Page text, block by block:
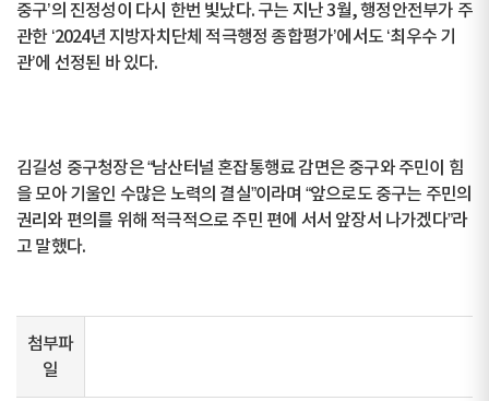
중구’의 진정성이 다시 한번 빛났다. 구는 지난 3월, 행정안전부가 주
관한 ‘2024년 지방자치단체 적극행정 종합평가’에서도 ‘최우수 기
관’에 선정된 바 있다.
김길성 중구청장은 “남산터널 혼잡통행료 감면은 중구와 주민이 힘
을 모아 기울인 수많은 노력의 결실”이라며 “앞으로도 중구는 주민의
권리와 편의를 위해 적극적으로 주민 편에 서서 앞장서 나가겠다”라
고 말했다.
첨부파
일